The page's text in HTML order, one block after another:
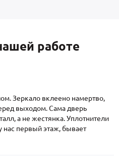
работе
Зеркало вклеено намертво,
выходом. Сама дверь
а не жестянка. Уплотнители
нас первый этаж, бывает